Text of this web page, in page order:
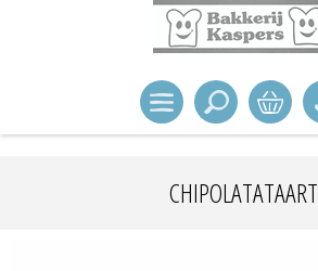
CHIPOLATATAART